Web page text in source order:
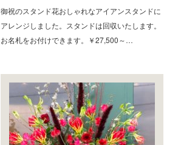
御祝のスタンド花おしゃれなアイアンスタンドに
アレンジしました。スタンドは回収いたします。
お名札をお付けできます。￥27,500～…